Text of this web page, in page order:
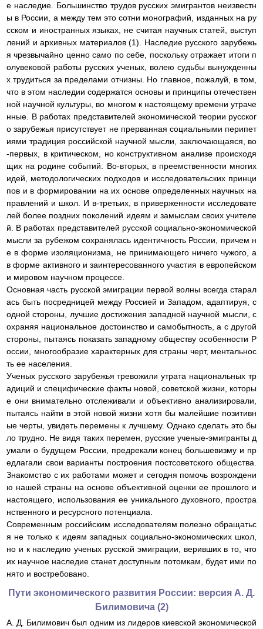
е наследие. Большинство трудов русских эмигрантов неизвестн
ы в России, а между тем это сотни монографий, изданных на ру
сском и иностранных языках, не считая научных статей, выступ
лений и архивных материалов (1). Наследие русского зарубежь
я чрезвычайно ценно само по себе, поскольку отражает итоги п
олувековой работы русских ученых, волею судьбы вынужденны
х трудиться за пределами отчизны. Но главное, пожалуй, в том,
что в этом наследии содержатся основы и принципы отечествен
ной научной культуры, во многом к настоящему времени утраче
нные. В работах представителей экономической теории русског
о зарубежья присутствует не прерванная социальными перипет
иями традиция российской научной мысли, заключающаяся, во
-первых, в критическом, но конструктивном анализе происходя
щих на родине событий. Во-вторых, в преемственности многих
идей, методологических подходов и исследовательских принци
пов и в формировании на их основе определенных научных на
правлений и школ. И в-третьих, в приверженности исследовате
лей более поздних поколений идеям и замыслам своих учителе
й. В работах представителей русской социально-экономической
мысли за рубежом сохранялась идентичность России, причем н
е в форме изоляционизма, не принимающего ничего чужого, а
в форме активного и заинтересованного участия в европейском
и мировом научном процессе.
Основная часть русской эмиграции первой волны всегда старал
ась быть посредницей между Россией и Западом, адаптируя, с
одной стороны, лучшие достижения западной научной мысли, с
охраняя национальное достоинство и самобытность, а с другой
стороны, пытаясь показать западному обществу особенности Р
оссии, многообразие характерных для страны черт, ментальнос
ть ее населения.
Ученых русского зарубежья тревожили утрата национальных тр
адиций и специфические факты новой, советской жизни, которы
е они внимательно отслеживали и объективно анализировали,
пытаясь найти в этой новой жизни хотя бы малейшие позитивн
ые черты, увидеть перемены к лучшему. Однако сделать это бы
ло трудно. Не видя таких перемен, русские ученые-эмигранты д
умали о будущем России, предрекали конец большевизму и пр
едлагали свои варианты построения постсоветского общества.
Знакомство с их работами может и сегодня помочь возрождени
ю нашей страны на основе объективной оценки ее прошлого и
настоящего, использования ее уникального духовного, простра
нственного и ресурсного потенциала.
Современным российским исследователям полезно обращатьс
я не только к идеям западных социально-экономических школ,
но и к наследию ученых русской эмиграции, веривших в то, что
их научное наследие станет доступным потомкам, будет ими по
нято и востребовано.
Пути экономического развития России: версия А. Д.
Билимовича (2)
А. Д. Билимович был одним из лидеров киевской экономической